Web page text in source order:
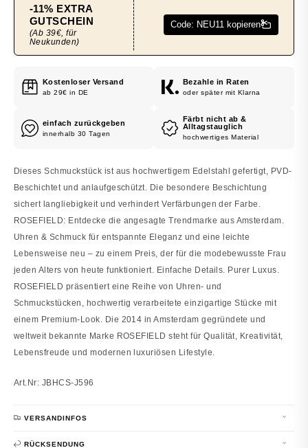
Kostenloser Versand
ab 29€ in DE
Bezahle in Raten
oder später mit Klarna
einfach zurückgeben
innerhalb 30 Tagen
Färbt nicht ab &
Alltagstauglich
hochwertiges Material
Dieses Schmuckstück ist aus hochwertigem Edelstahl gefertigt, PVD-
Beschichtet und anlaufgeschützt. Die besondere Beschichtung
sichert langliebigkeit und verhindert Verfärbungen der Farbe.
ROSEFIELD: Entdecke die angesagte Trendmarke aus Amsterdam.
Uhren & Schmuck für entspannte Eleganz und eine leichte
Lebensweise neu – zu einem Preis, der für die modebewusste Frau
jeden Alters von heute funktioniert. Einfache Details. Purer Luxus.
ROSEFIELD präsentiert eine Reihe von Uhren- und
Schmuckstücken, hochwertig verarbeitete einzigartige Stücke mit
einem Premium-Look. Die 2014 in Amsterdam gegründete und
weltweit bekannte Marke ROSEFIELD steht für Qualität, Kreativität,
Lebensfreude und modernen luxuriösen Lifestyle.
Art.Nr: JBHCS-J596
VERSANDINFOS
RÜCKSENDUNG